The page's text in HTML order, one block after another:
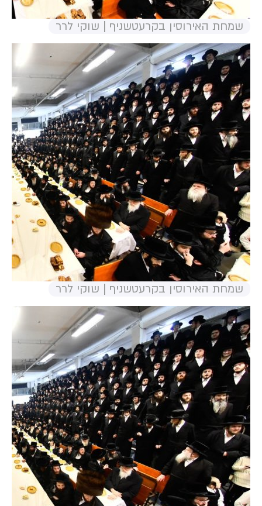
שמחת האירוסין בקרעטשניף | שוקי לרר
שמחת האירוסין בקרעטשניף | שוקי לרר